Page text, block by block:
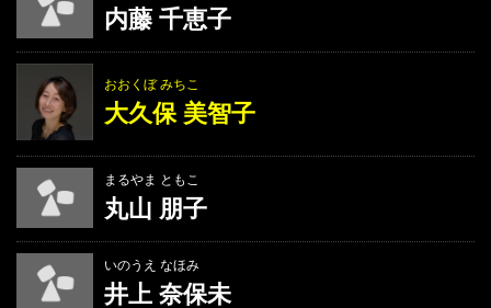
内藤 千恵子
おおくぼ みちこ
大久保 美智子
まるやま ともこ
丸山 朋子
いのうえ なほみ
井上 奈保未